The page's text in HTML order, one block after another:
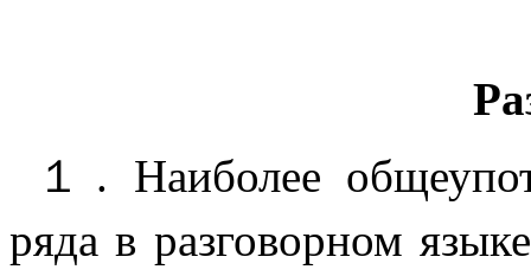
１. Наиболее
ряда в разговорном